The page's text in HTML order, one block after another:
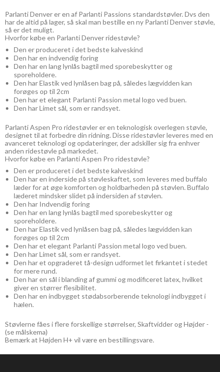
Parlanti Denver er en af Parlanti Passions standardstøvler. Dvs den
har de altid på lager, så skal man bestille en ny Parlanti Denver støvle,
så er det muligt.
Hvorfor købe en Parlanti Denver ridestøvle?
Den er produceret i det bedste kalveskind
Den har en indvendig foring
Den har en lang lynlås bagtil med sporebeskytter og
sporeholdere.
Den har Elastik ved lynlåsen bag på, således lægvidden kan
forøges op til 2cm
Den har et elegant Parlanti Passion metal logo ved buen.
Den har Limet sål, som er randsyet.
Parlanti Aspen Pro ridestøvler er en teknologisk overlegen støvle,
designet til at forbedre din ridning. Disse ridestøvler leveres med en
avanceret teknologi og opdateringer, der adskiller sig fra enhver
anden ridestøvle på markedet.
Hvorfor købe en Parlanti Aspen Pro ridestøvle?
Den er produceret i det bedste kalveskind
Den har en inderside på støvleskaftet, som leveres med buffalo
læder for at øge komforten og holdbarheden på støvlen. Buffalo
læderet mindsker slidet på indersiden af støvlen.
Den har Indvendig foring
Den har en lang lynlås bagtil med sporebeskytter og
sporeholdere.
Den har Elastik ved lynlåsen bag på, således lægvidden kan
forøges op til 2cm
Den har et elegant Parlanti Passion metal logo ved buen.
Den har Limet sål, som er randsyet.
Den har et opgraderet tå-design udformet let firkantet i stedet
for mere rund.
Den har en sål i blanding af gummi og modificeret latex, hvilket
giver en størrer flesibilitet.
Den har en indbygget stødabsorberende teknologi indbygget i
hælen.
Støvlerne fåes i flere forskellige størrelser, Skaftvidder og Højder -
(se målskema)
Bemærk at Højden H+ vil være en bestillingsvare.